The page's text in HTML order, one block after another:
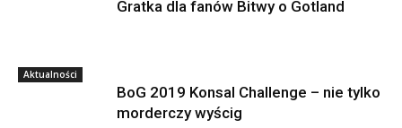
Gratka dla fanów Bitwy o Gotland
Aktualności
BoG 2019 Konsal Challenge – nie tylko
morderczy wyścig